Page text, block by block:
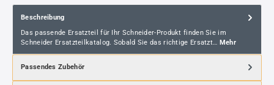
Beschreibung
Das passende Ersatzteil für Ihr Schneider-Produkt finden Sie im
Schneider Ersatzteilkatalog. Sobald Sie das richtige Ersatzt… Mehr
Passendes Zubehör